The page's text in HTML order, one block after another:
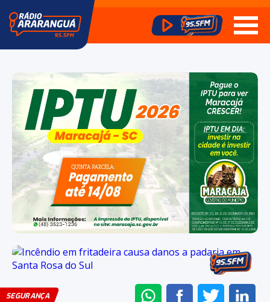
SEGURANÇA
ENVIAR
COMPARTILHAR